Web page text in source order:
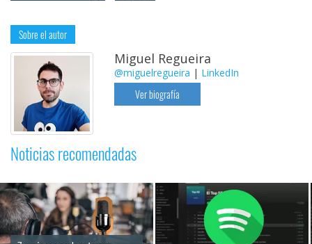
Sobre el autor
Miguel Regueira
@miguelregueira | LinkedIn
Ver biografía
Noticias recomendadas